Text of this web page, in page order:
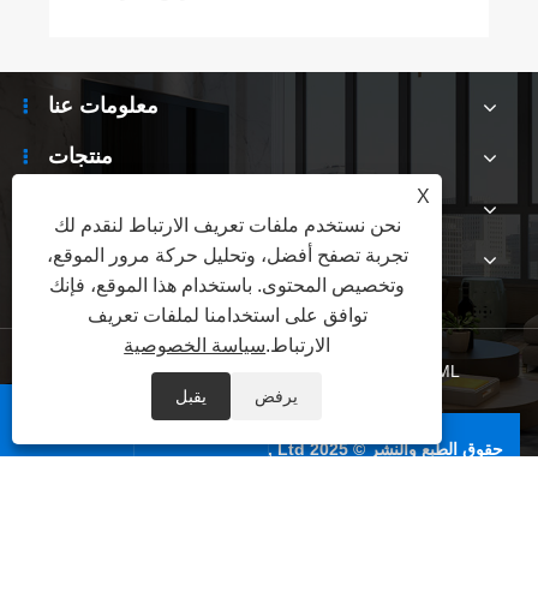
معلومات عنا
منتجات
اتصل بنا
Links XML
| سياسة الخصوصية
حقوق الطبع والنشر © 2025 YiFuLong Outdoor Gear Co., Ltd.

X
نحن نستخدم ملفات تعريف الارتباط لنقدم لك
تجربة تصفح أفضل، وتحليل حركة مرور الموقع،
وتخصيص المحتوى. باستخدام هذا الموقع، فإنك
توافق على استخدامنا لملفات تعريف
الارتباط.سياسة الخصوصية
يرفض يقبل